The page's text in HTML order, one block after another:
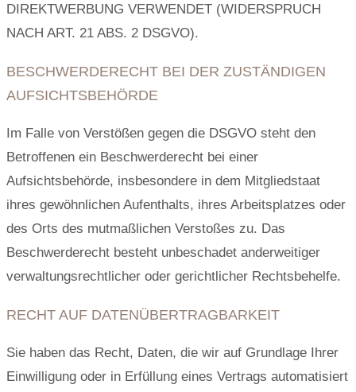
DIREKTWERBUNG VERWENDET (WIDERSPRUCH
NACH ART. 21 ABS. 2 DSGVO).
BESCHWERDE­RECHT BEI DER ZUSTÄNDIGEN
AUFSICHTS­BEHÖRDE
Im Falle von Verstößen gegen die DSGVO steht den
Betroffenen ein Beschwerderecht bei einer
Aufsichtsbehörde, insbesondere in dem Mitgliedstaat
ihres gewöhnlichen Aufenthalts, ihres Arbeitsplatzes oder
des Orts des mutmaßlichen Verstoßes zu. Das
Beschwerderecht besteht unbeschadet anderweitiger
verwaltungsrechtlicher oder gerichtlicher Rechtsbehelfe.
RECHT AUF DATEN­ÜBERTRAG­BARKEIT
Sie haben das Recht, Daten, die wir auf Grundlage Ihrer
Einwilligung oder in Erfüllung eines Vertrags automatisiert